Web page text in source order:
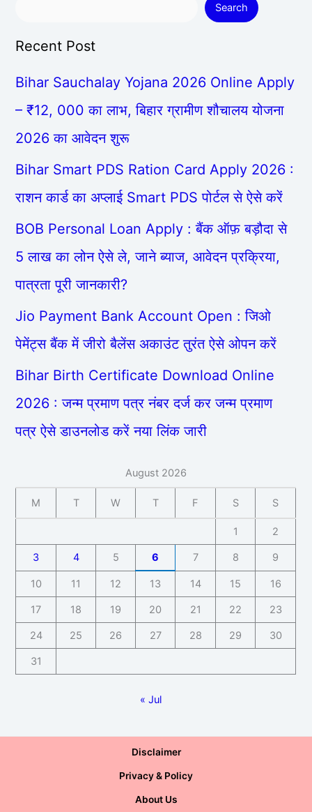
Search
Recent Post
Bihar Sauchalay Yojana 2026 Online Apply
– ₹12, 000 का लाभ, बिहार ग्रामीण शौचालय योजना
2026 का आवेदन शुरू
Bihar Smart PDS Ration Card Apply 2026 :
राशन कार्ड का अप्लाई Smart PDS पोर्टल से ऐसे करें
BOB Personal Loan Apply : बैंक ऑफ़ बड़ौदा से
5 लाख का लोन ऐसे ले, जाने ब्याज, आवेदन प्रक्रिया,
पात्रता पूरी जानकारी?
Jio Payment Bank Account Open : जिओ
पेमेंट्स बैंक में जीरो बैलेंस अकाउंट तुरंत ऐसे ओपन करें
Bihar Birth Certificate Download Online
2026 : जन्म प्रमाण पत्र नंबर दर्ज कर जन्म प्रमाण
पत्र ऐसे डाउनलोड करें नया लिंक जारी
August 2026
M T W T F S S
1 2
3 4 5 6 7 8 9
10 11 12 13 14 15 16
17 18 19 20 21 22 23
24 25 26 27 28 29 30
31
« Jul
Disclaimer
Privacy & Policy
About Us